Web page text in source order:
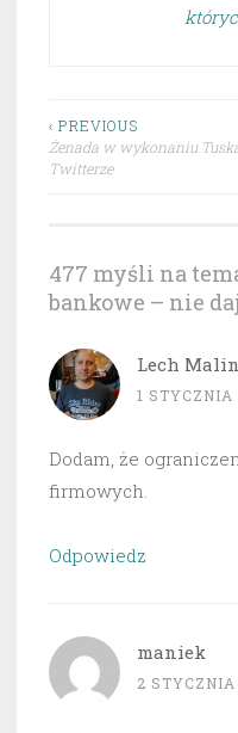
Nawigacja
wpisu
‹ PREVIOUS
Żenada w wykonaniu
Twitterze
477 myśli na
bankowe – nie
Lech
1 STYCZNIA
Dodam, że
firmowych.
Odpowiedz
maniek
2 STYCZNIA